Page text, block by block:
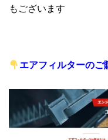
もございます
エアフィルターの